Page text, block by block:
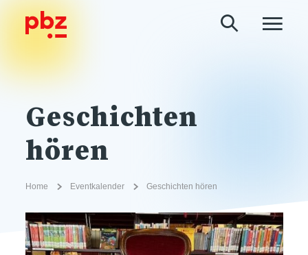
Geschichten
hören
Home Eventkalender Geschichten hören